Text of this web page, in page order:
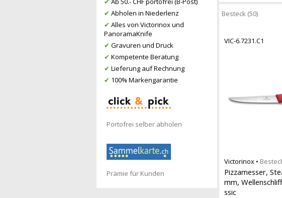
✔ Abholen in Niederlenz
✔ Alles von Victorinox und
PanoramaKnife
✔ Gravuren und Druck
✔ Kompetente Beratung
✔ Lieferung auf Rechnung
✔ 100% Markengarantie
Portofrei selber abholen
Prämie für Kunden
Besteck (50)
VIC-6.7231.C1
Victorinox •
Pizzamesser,
mm,
ssic